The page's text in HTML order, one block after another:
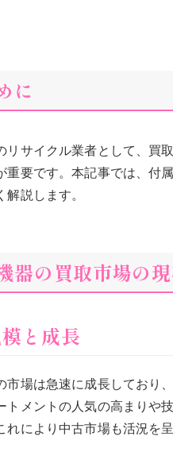
に
リサイクル業者として、買
重要です。本記事では、付
解説します。
器の買取市場の
と成長
市場は急速に成長しており
トメントの人気の高まりや
れにより中古市場も活況を